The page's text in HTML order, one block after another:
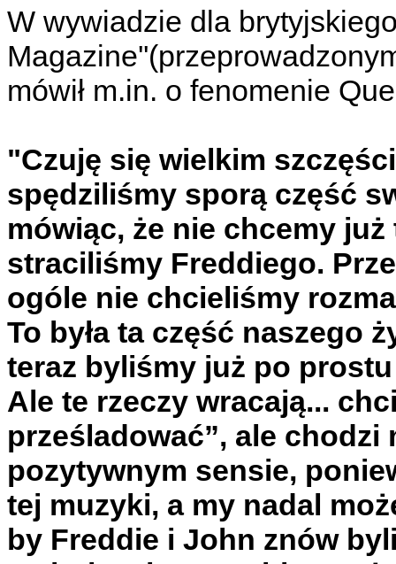
W wywiadzie dla
mówił m.in. o fenomenie
"Czuję się wielkim
spędziliśmy sporą część
mówiąc, że nie chcemy
straciliśmy Freddiego.
ogóle nie chcieliśmy
To była ta część naszego
teraz byliśmy już po
Ale te rzeczy wracają...
prześladować”, ale chodzi
pozytywnym sensie,
tej muzyki, a my nadal
by Freddie i John znów